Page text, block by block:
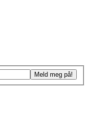
Meld meg på!